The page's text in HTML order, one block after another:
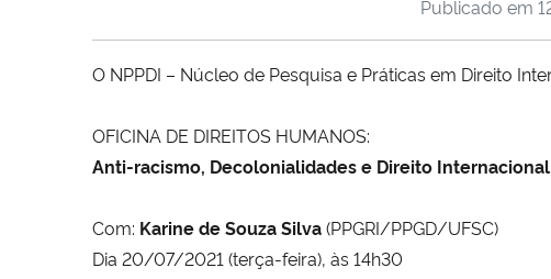
Publicado em
O NPPDI – Núcleo de Pesquisa e Práticas em Direito
OFICINA DE DIREITOS HUMANOS:
Anti-racismo, Decolonialidades e Direito Internacional
Com: Karine de Souza Silva(PPGRI/PPGD/UFSC)
Dia 20/07/2021 (terça-feira), às 14h30